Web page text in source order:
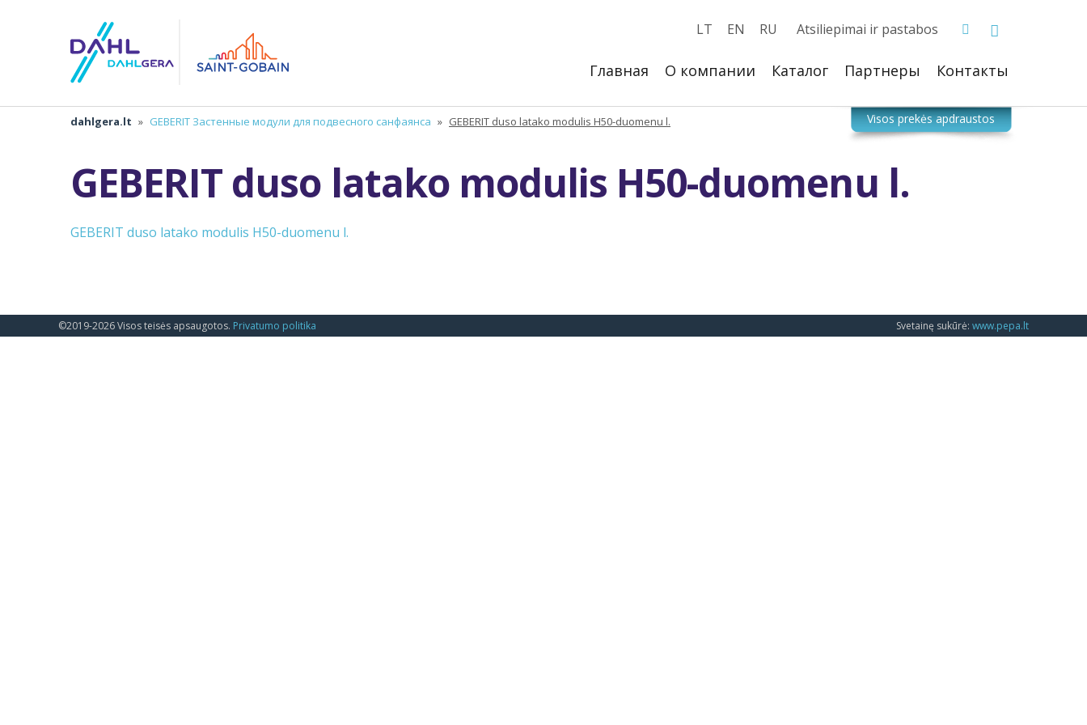
Atsiliepimai ir pastabos
LT EN RU
Главная О компании Каталог Партнеры Контакты
dahlgera.lt » GEBERIT Застенные модули для подвесного санфаянса » GEBERIT duso latako modulis H50-duomenu l.
GEBERIT duso latako modulis H50-duomenu l.
GEBERIT duso latako modulis H50-duomenu l.
©2019-2026 Visos teisės apsaugotos. Privatumo politika Svetainę sukūrė: www.pepa.lt